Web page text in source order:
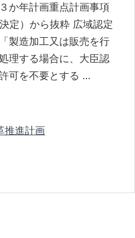
か年計画重点計画事項
定）から抜粋 広域認定
製造加工又は販売を行
理する場合に、大臣認
可を不要とする …
推進計画